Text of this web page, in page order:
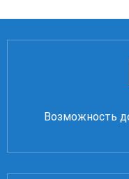
Возможность